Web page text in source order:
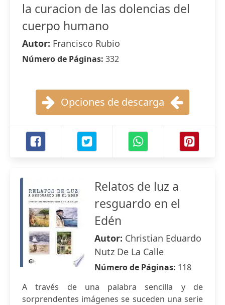
la curacion de las dolencias del
cuerpo humano
Autor: Francisco Rubio
Número de Páginas: 332
Opciones de descarga
Relatos de luz a
resguardo en el
Edén
Autor: Christian Eduardo
Nutz De La Calle
Número de Páginas: 118
A través de una palabra sencilla y de
sorprendentes imágenes se suceden una serie